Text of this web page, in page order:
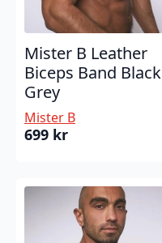
Mister B Leather
Biceps Band Black
Grey
Mister B
699 kr